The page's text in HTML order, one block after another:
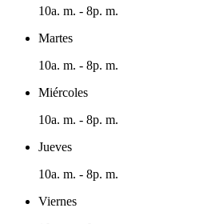
10a. m. - 8p. m.
Martes
10a. m. - 8p. m.
Miércoles
10a. m. - 8p. m.
Jueves
10a. m. - 8p. m.
Viernes